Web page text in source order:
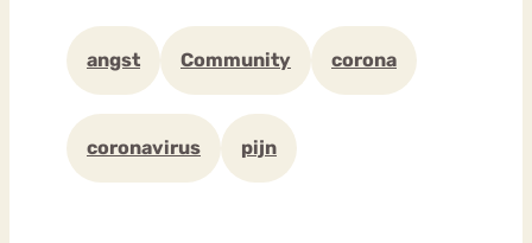
angst Community corona
coronavirus pijn